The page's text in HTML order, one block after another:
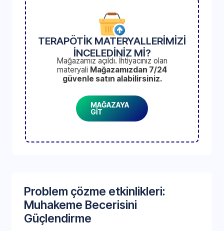
TERAPÖTİK MATERYALLERİMİZİ
İNCELEDİNİZ Mİ?
Mağazamız açıldı. İhtiyacınız olan
materyali Mağazamızdan 7/24
güvenle satın alabilirsiniz.
MAĞAZAYA
GİT
Problem çözme etkinlikleri:
Muhakeme Becerisini
Güçlendirme